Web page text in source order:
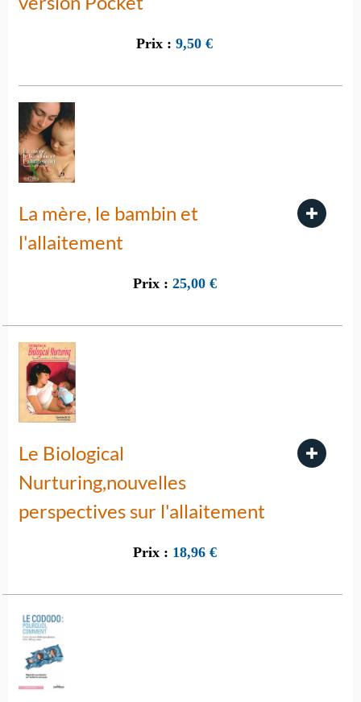
Prix : 9,50 €
La mère, le bambin et
l'allaitement
Prix : 25,00 €
Le Biological
Nurturing,nouvelles
perspectives sur l'allaitement
Prix : 18,96 €